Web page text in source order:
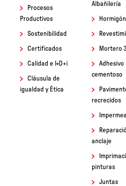
Procesos
Productivos
Sostenibilidad
Certificados
Calidad e I+D+i
Cláusula de
igualdad y Ética
Albañilería
Mortero
Adhesivo
cementoso
recrecidos
anclaje
pinturas
Juntas